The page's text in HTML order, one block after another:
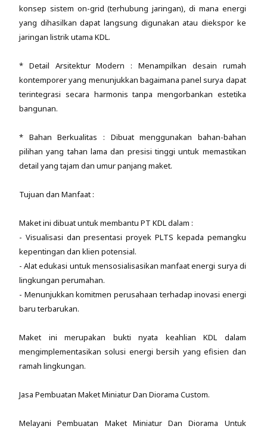
konsep sistem on-grid (terhubung jaringan), di mana energi
yang dihasilkan dapat langsung digunakan atau diekspor ke
jaringan listrik utama KDL.
* Detail Arsitektur Modern : Menampilkan desain rumah
kontemporer yang menunjukkan bagaimana panel surya dapat
terintegrasi secara harmonis tanpa mengorbankan estetika
bangunan.
* Bahan Berkualitas : Dibuat menggunakan bahan-bahan
pilihan yang tahan lama dan presisi tinggi untuk memastikan
detail yang tajam dan umur panjang maket.
Tujuan dan Manfaat :
Maket ini dibuat untuk membantu PT KDL dalam :
- Visualisasi dan presentasi proyek PLTS kepada pemangku
kepentingan dan klien potensial.
- Alat edukasi untuk mensosialisasikan manfaat energi surya di
lingkungan perumahan.
- Menunjukkan komitmen perusahaan terhadap inovasi energi
baru terbarukan.
Maket ini merupakan bukti nyata keahlian KDL dalam
mengimplementasikan solusi energi bersih yang efisien dan
ramah lingkungan.
Jasa Pembuatan Maket Miniatur Dan Diorama Custom.
Melayani Pembuatan Maket Miniatur Dan Diorama Untuk